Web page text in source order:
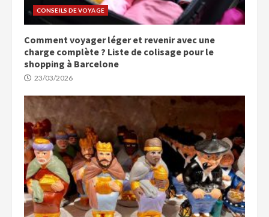
CONSEILS DE VOYAGE
Comment voyager léger et revenir avec une
charge complète ? Liste de colisage pour le
shopping à Barcelone
23/03/2026